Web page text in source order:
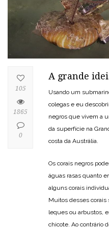
A grande
Usando um
colegas e eu
negros que vivem a
da superfície na
costa da Austrália.
Os corais negros
águas rasas quanto
alguns corais
Muitos desses corais
leques ou arbustos,
chicote. Ao contrário
105
1865
0